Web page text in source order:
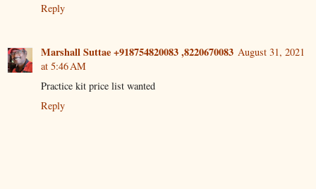
Reply
Marshall Suttae +918754820083 ,8220670083 August 31, 2021
at 5:46 AM
Practice kit price list wanted
Reply